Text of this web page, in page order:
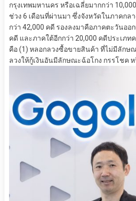
กรุงเทพมหานคร หรือเฉลี่ยมากกว่า
ช่วง 6 เดือนที่ผ่านมา ซึ่งจังหวัดในภาคกล
กว่า 42,000 คดี รองลงมาคือภาคตะวันออก
คดี และภาคใต้อีกกว่า 20,000 คดีประเภ
คือ (1) หลอกลวงซื้อขายสินค้า ที่ไม่มีลักษ
ลวงให้กู้เงินอันมีลักษณะฉ้อโกง กรรโชค ห